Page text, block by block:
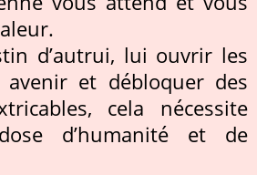
d’autrui, lui ouvrir les
et débloquer des
cela nécessite
d’humanité et de